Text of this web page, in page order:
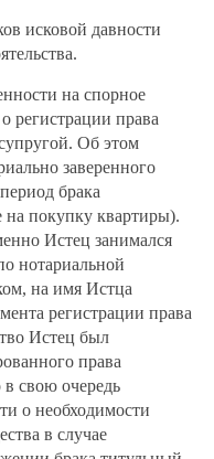
исковой давности
на спорное
регистрации права
Об этом
заверенного
брака
на покупку квартиры).
Истец занимался
нотариальной
на имя Истца
регистрации права
Истец был
права
в свою очередь
о необходимости
в случае